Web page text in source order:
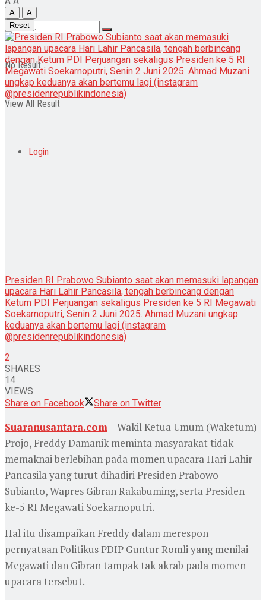
No Result
View All Result
Login
A
A
Reset
Presiden RI Prabowo Subianto saat akan memasuki lapangan
upacara Hari Lahir Pancasila, tengah berbincang dengan
Ketum PDI Perjuangan sekaligus Presiden ke 5 RI Megawati
Soekarnoputri, Senin 2 Juni 2025. Ahmad Muzani ungkap
keduanya akan bertemu lagi (instagram
@presidenrepublikindonesia)
2
SHARES
14
VIEWS
Share on Facebook
Share on Twitter
Suaranusantara.com– Wakil Ketua Umum (Waketum)
Projo, Freddy Damanik meminta masyarakat tidak
memaknai berlebihan pada momen upacara Hari Lahir
Pancasila yang turut dihadiri Presiden Prabowo
Subianto, Wapres Gibran Rakabuming, serta Presiden
ke-5 RI Megawati Soekarnoputri.
Hal itu disampaikan Freddy dalam merespon
pernyataan Politikus PDIP Guntur Romli yang menilai
Megawati dan Gibran tampak tak akrab pada momen
upacara tersebut.